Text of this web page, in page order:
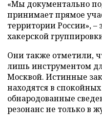
«Мы документально
принимает прямое
территории России», –
хакерской
Они также отметили,
лишь инструментом
Москвой. Истинные
находятся в
обнародованные
резонанс не только в